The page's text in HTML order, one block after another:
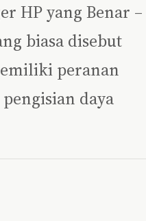
HP yang Benar –
biasa disebut
peranan
daya